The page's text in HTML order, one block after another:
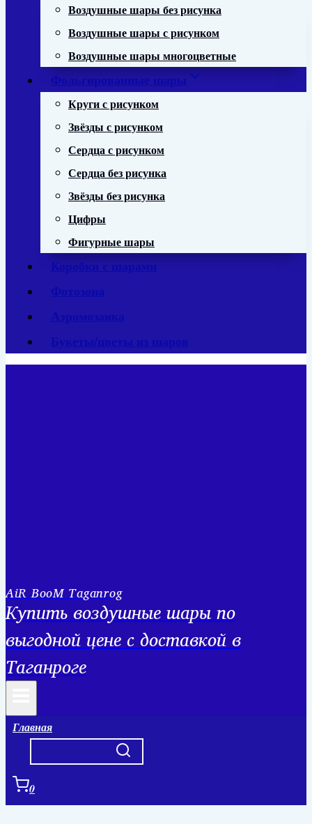
Воздушные шары без рисунка
Воздушные шары с рисунком
Воздушные шары многоцветные
Фольгированные шары
Круги с рисунком
Звёзды с рисунком
Сердца с рисунком
Сердца без рисунка
Звёзды без рисунка
Цифры
Фигурные шары
Коробки с шарами
Фотозона
Аэромозаика
Букеты/цветы из шаров
AiR BooM Taganrog
Купить воздушные шары по
выгодной цене с доставкой в
Таганроге
Главная
0